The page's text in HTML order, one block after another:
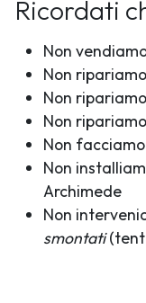
Ricordati
Non
Non
Non
Non
Non
Non
Archimede
Non
smontati